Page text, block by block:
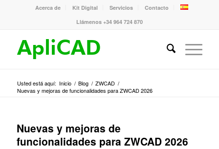
Acerca de Kit Digital Servicios
Contacto
Llámenos +34 964 724 870
Usted está aquí: Inicio / Blog / ZWCAD /
Nuevas y mejoras de funcionalidades para ZWCAD 2026
Nuevas y mejoras de
funcionalidades para ZWCAD 2026